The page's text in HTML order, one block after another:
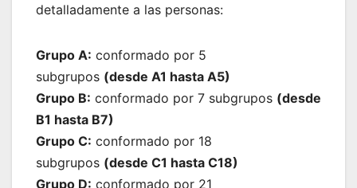
detalladamente a las personas:
Grupo A: conformado por 5
subgrupos (desde A1 hasta A5)
Grupo B: conformado por 7 subgrupos (desde
B1 hasta B7)
Grupo C: conformado por 18
subgrupos (desde C1 hasta C18)
Grupo D: conformado por 21